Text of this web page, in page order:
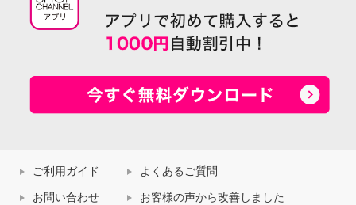
ご利用ガイド よくあるご質問
お問い合わせ お客様の声から改善しました